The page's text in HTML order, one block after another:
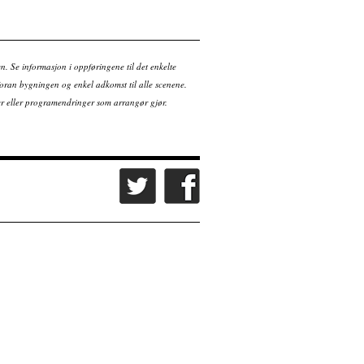
Se informasjon i oppføringene til det enkelte
bygningen og enkel adkomst til alle scenene.
eller programendringer som arrangør gjør.